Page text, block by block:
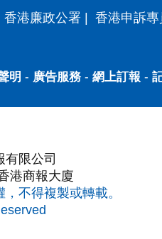
香港廉政公署 | 香港申訴
明 - 廣告服務- 網上訂報 -
限公司
港商報大廈
不得複製或轉載。